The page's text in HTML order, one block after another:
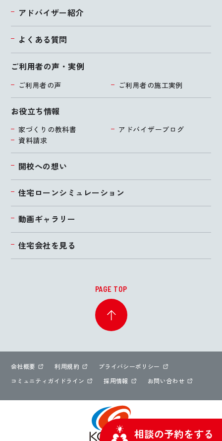
相談の予約をする
アドバイザー紹介
よくある質問
ご利用者の声・実例
ご利用者の声 ご利用者の施工実例
お役立ち情報
家づくりの教科書
アドバイザーブログ
資料請求
開校への想い
住宅ローンシミュレーション
動画ギャラリー
住宅会社を見る
PAGE TOP
会社概要 利用規約
プライバシーポリシー
コミュニティガイドライン
採用情報 お問い合わせ